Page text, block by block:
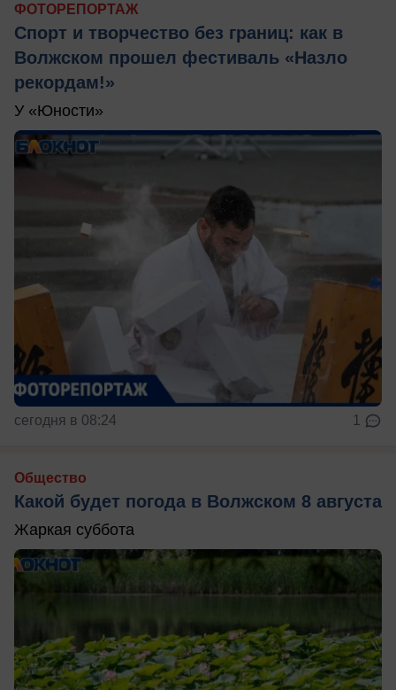
ФОТОРЕПОРТАЖ
Спорт и творчество без границ: как в
Волжском прошел фестиваль «Назло
рекордам!»
У «Юности»
сегодня в 08:24 1
Общество
Какой будет погода в Волжском 8 августа
Жаркая суббота